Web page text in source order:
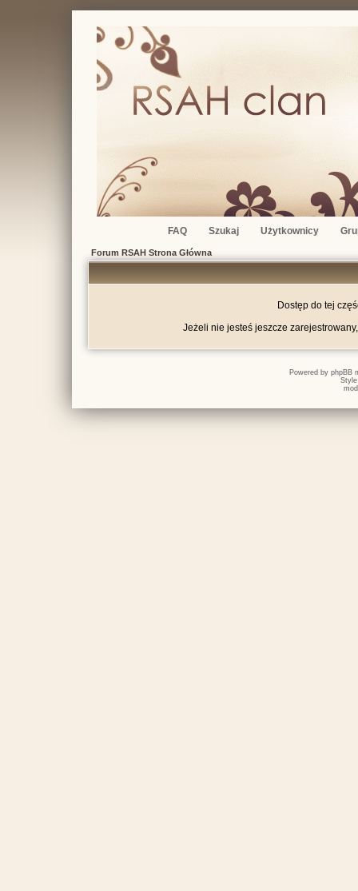
FAQ Szukaj Użytkownicy
Forum RSAH Strona Główna
Dostęp do tej
Jeżeli nie jesteś jeszcze
Powered by phpBB